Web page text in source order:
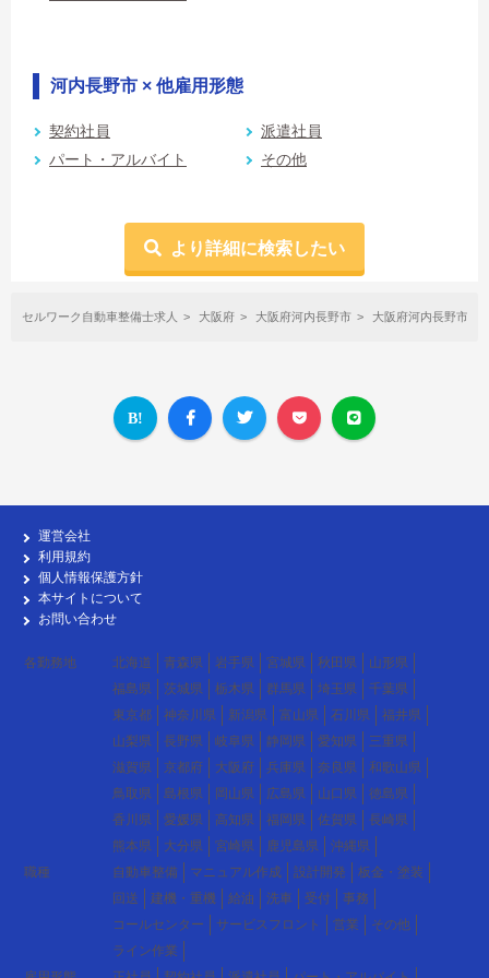
河内長野市 × 他雇用形態
契約社員
派遣社員
パート・アルバイト
その他
より詳細に検索したい
セルワーク自動車整備士求人 大阪府 大阪府河内長野市 大阪府河内長野市×
運営会社
利用規約
個人情報保護方針
本サイトについて
お問い合わせ
各勤務地 北海道 青森県 岩手県 宮城県 秋田県
山形県
福島県
茨城県 栃木県 群馬県 埼玉県
千葉県
東京都
神奈川県 新潟県 富山県 石川県
福井県
山梨県
長野県 岐阜県 静岡県 愛知県
三重県
滋賀県
京都府 大阪府 兵庫県 奈良県
和歌山県
鳥取県
島根県 岡山県 広島県 山口県
徳島県
香川県
愛媛県 高知県 福岡県 佐賀県
長崎県
熊本県
大分県 宮崎県 鹿児島県
沖縄県
職種
自動車整備 マニュアル作成 設計開発
板金・塗装
回送
建機・重機 給油 洗車 受付
事務
コールセンター
サービスフロント 営業
その他
ライン作業